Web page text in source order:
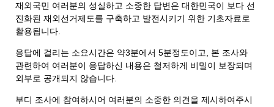
재외국민 여러분의 성실하고 소중한 답변은 대한민국이 보다 선
진화된 재외선거제도를 구축하고 발전시키기 위한 기초자료로
활용됩니다.
응답에 걸리는 소요시간은 약3분에서 5분정도이고, 본 조사와
관련하여 여러분이 응답하신 내용은 철저하게 비밀이 보장되며
외부로 공개되지 않습니다.
부디 조사에 참여하시어 여러분의 소중한 의견을 제시하여주시